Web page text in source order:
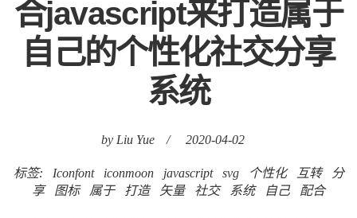
合javascript来打造属于
自己的个性化社交分享
系统
by Liu Yue / 2020-04-02
标签: Iconfont iconmoon javascript svg 个性化 互转
分
享
图标 属于 打造 矢量 社交 系统 自己 配合